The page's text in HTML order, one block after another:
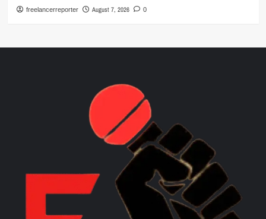
freelancerreporter August 7, 2026 0